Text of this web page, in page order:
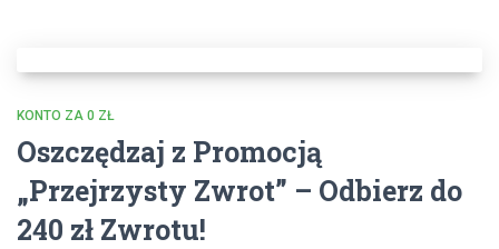
KONTO ZA 0 ZŁ
Oszczędzaj z Promocją
„Przejrzysty Zwrot” – Odbierz do
240 zł Zwrotu!